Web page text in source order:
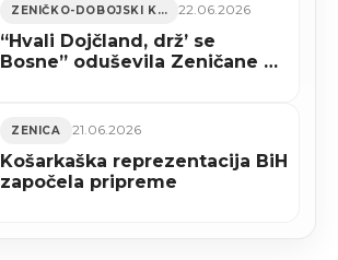
ZENIČKO-DOBOJSKI KANTON 22.06.2026
“Hvali Dojčland, drž’ se
Bosne” oduševila Zeničane na
ZENICA 21.06.2026
Košarkaška reprezentacija BiH
započela pripreme